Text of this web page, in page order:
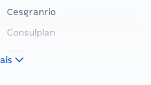
Cesgranrio
Consulplan